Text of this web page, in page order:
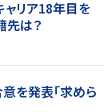
リア18年目を
先は？
を発表「求めら